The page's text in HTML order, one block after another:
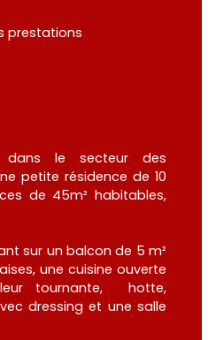
prestations
le secteur des
petite résidence de 10
de 45m² habitables,
sur un balcon de 5 m²
une cuisine ouverte
tournante, hotte,
dressing et une salle